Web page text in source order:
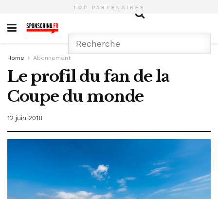
TOP PARTENAIRES
Home Abonnement
Le profil du fan de la
Coupe du monde
12 juin 2018